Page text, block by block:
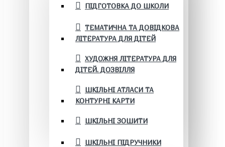
ПІДГОТОВКА ДО ШКОЛИ
ТЕМАТИЧНА ТА ДОВІДКОВА
ЛІТЕРАТУРА ДЛЯ ДІТЕЙ
ХУДОЖНЯ ЛІТЕРАТУРА ДЛЯ
ДІТЕЙ. ДОЗВІЛЛЯ
ШКІЛЬНІ АТЛАСИ ТА
КОНТУРНІ КАРТИ
ШКІЛЬНІ ЗОШИТИ
ШКІЛЬНІ ПІДРУЧНИКИ